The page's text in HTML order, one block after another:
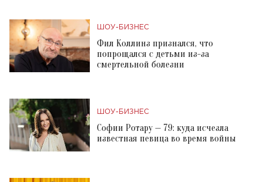
ШОУ-БИЗНЕС
Фил Коллинз признался, что
попрощался с детьми из-за
смертельной болезни
ШОУ-БИЗНЕС
Софии Ротару — 79: куда исчезла
известная певица во время войны